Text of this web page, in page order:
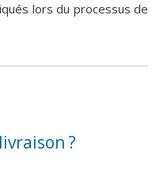
lors du processus de
?